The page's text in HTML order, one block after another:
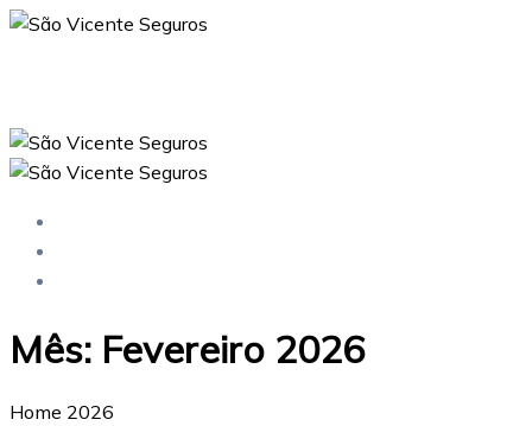
Skip
Mês: Fevereiro 2026
Home 2026